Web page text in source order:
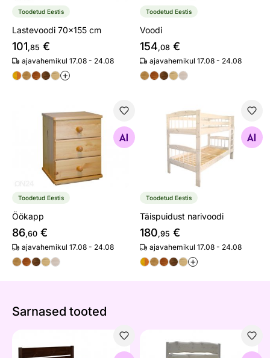
Toodetud Eestis
Lastevoodi 70x155 cm
101,85 €
ajavahemikul 17.08 - 24.08
+
Toodetud Eestis
Voodi
154,08 €
ajavahemikul 17.08 - 24.08
Otsi sarnaseid
Toodetud Eestis
Öökapp
86,60 €
ajavahemikul 17.08 - 24.08
Täispuidust narivoodi
Otsi sarnaseid
Toodetud Eestis
Täispuidust narivoodi
180,95 €
ajavahemikul 17.08 - 24.08
+
Sarnased tooted
Voodi täispuidust Voodi täispuidust